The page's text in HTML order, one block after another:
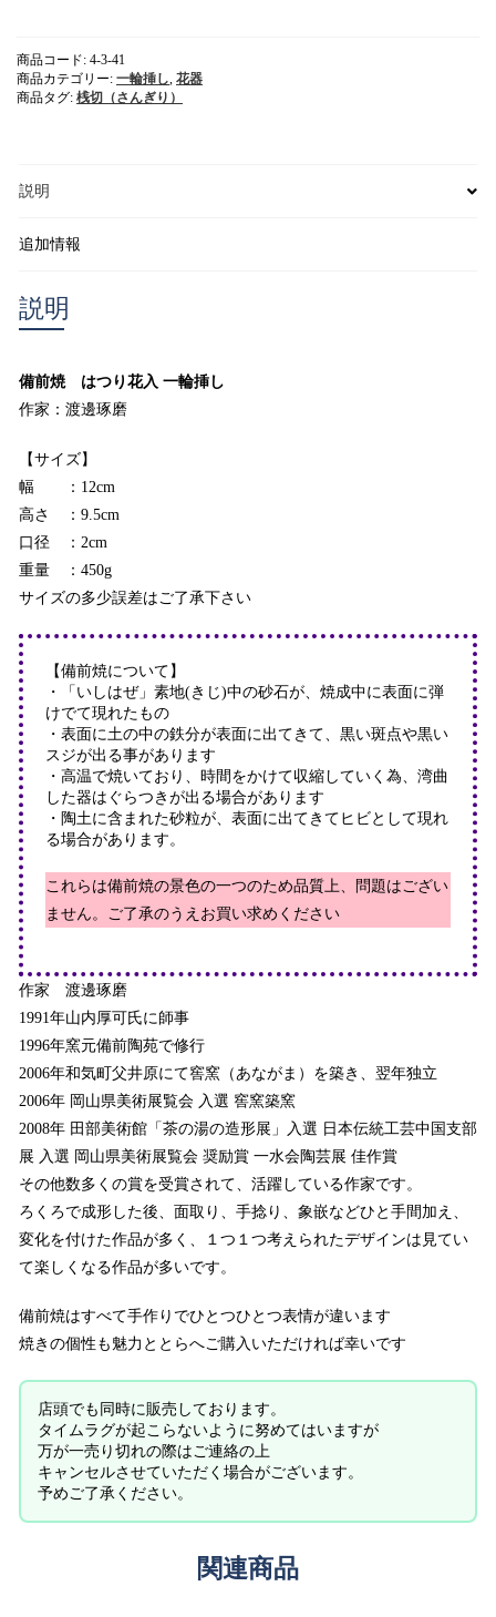
り
花
入
し
作
渡
磨
個
商品コード: 4-3-41
商品カテゴリー: 一輪挿し, 花器
商品タグ: 桟切（さんぎり）
説明
追加情報
説明
備前焼 はつり花入 一輪挿し
作家：渡邊琢磨
【サイズ】
幅 ：12cm
高さ ：9.5cm
口径 ：2cm
重量 ：450g
サイズの多少誤差はご了承下さい
【備前焼について】
・「いしはぜ」素地(きじ)中の砂石が、焼成中に表面に弾
けでて現れたもの
・表面に土の中の鉄分が表面に出てきて、黒い斑点や黒い
スジが出る事があります
・高温で焼いており、時間をかけて収縮していく為、湾曲
した器はぐらつきが出る場合があります
・陶土に含まれた砂粒が、表面に出てきてヒビとして現れ
る場合があります。
これらは備前焼の景色の一つのため品質上、問題はござい
ません。ご了承のうえお買い求めください
作家 渡邊琢磨
1991年山内厚可氏に師事
1996年窯元備前陶苑で修行
2006年和気町父井原にて窖窯（あながま）を築き、翌年独立
2006年 岡山県美術展覧会 入選 窖窯築窯
2008年 田部美術館「茶の湯の造形展」入選 日本伝統工芸中国支部
展 入選 岡山県美術展覧会 奨励賞 一水会陶芸展 佳作賞
その他数多くの賞を受賞されて、活躍している作家です。
ろくろで成形した後、面取り、手捻り、象嵌などひと手間加え、
変化を付けた作品が多く、１つ１つ考えられたデザインは見てい
て楽しくなる作品が多いです。
備前焼はすべて手作りでひとつひとつ表情が違います
焼きの個性も魅力ととらへご購入いただければ幸いです
店頭でも同時に販売しております。
タイムラグが起こらないように努めてはいますが
万が一売り切れの際はご連絡の上
キャンセルさせていただく場合がございます。
予めご了承ください。
関連商品